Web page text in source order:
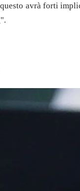
avrà forti